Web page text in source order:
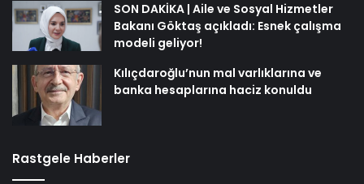
SON DAKİKA | Aile ve Sosyal Hizmetler
Bakanı Göktaş açıkladı: Esnek çalışma
modeli geliyor!
Kılıçdaroğlu’nun mal varlıklarına ve
banka hesaplarına haciz konuldu
Rastgele Haberler